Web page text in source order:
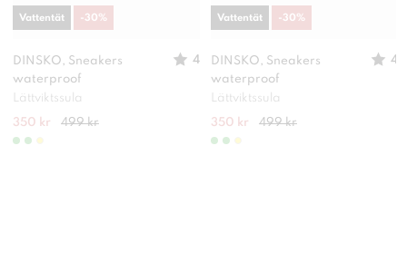
DINSKO, Sneakers
waterproof
4
Lättviktssula
350 kr 499 kr
Vattentät -30%
DINSKO, Sneakers
waterproof
4
Lättviktssula
350 kr 499 kr
Vattentät -30%